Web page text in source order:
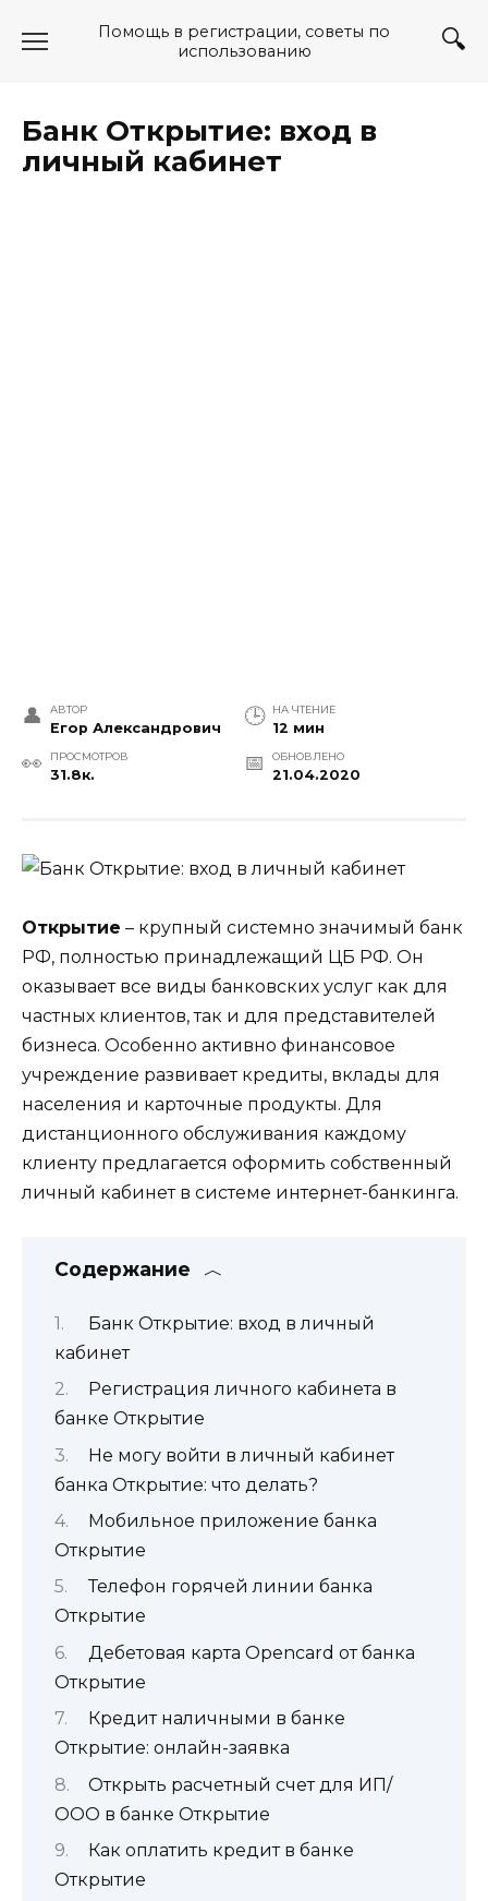
Помощь в регистрации, советы по
использованию
Банк Открытие: вход в
личный кабинет
АВТОР
Егор Александрович
НА ЧТЕНИЕ
12 мин
ПРОСМОТРОВ
31.8к.
ОБНОВЛЕНО
21.04.2020
Открытие – крупный системно значимый банк
РФ, полностью принадлежащий ЦБ РФ. Он
оказывает все виды банковских услуг как для
частных клиентов, так и для представителей
бизнеса. Особенно активно финансовое
учреждение развивает кредиты, вклады для
населения и карточные продукты. Для
дистанционного обслуживания каждому
клиенту предлагается оформить собственный
личный кабинет в системе интернет-банкинга.
Содержание
Банк Открытие: вход в личный
кабинет
Регистрация личного кабинета в
банке Открытие
Не могу войти в личный кабинет
банка Открытие: что делать?
Мобильное приложение банка
Открытие
Телефон горячей линии банка
Открытие
Дебетовая карта Opencard от банка
Открытие
Кредит наличными в банке
Открытие: онлайн-заявка
Открыть расчетный счет для ИП/
ООО в банке Открытие
Как оплатить кредит в банке
Открытие